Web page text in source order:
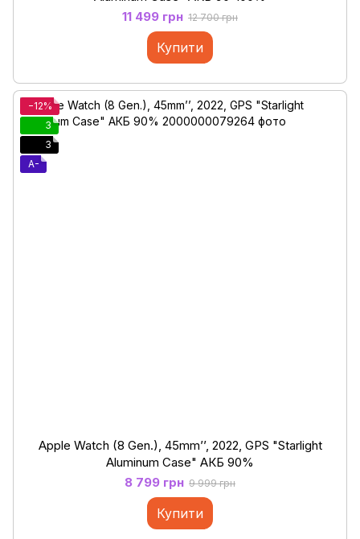
11 499 грн 12 700 грн
Купити
−12%
3
3
A-
Apple Watch (8 Gen.), 45mm’’, 2022, GPS "Starlight
Aluminum Case" АКБ 90%
8 799 грн 9 999 грн
Купити